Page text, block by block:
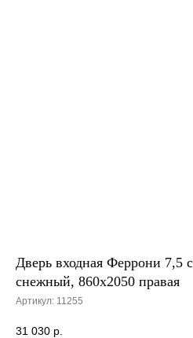
Дверь входная Феррони 7,5
снежный, 860х2050 правая
Артикул: 11255
31 030 р.